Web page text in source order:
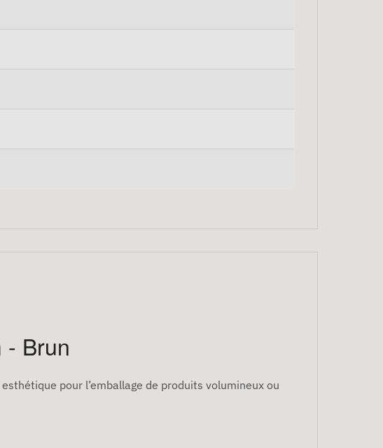
- Brun
pour l’emballage de produits volumineux ou